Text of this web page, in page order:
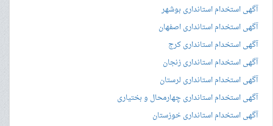
آگهی استخدام استانداری بوشهر
آگهی استخدام استانداری اصفهان
آگهی استخدام استانداری کرج
آگهی استخدام استانداری زنجان
آگهی استخدام استانداری لرستان
آگهی استخدام استانداری چهارمحال و بختیاری
آگهی استخدام استانداری خوزستان